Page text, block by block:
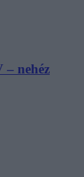
nehéz